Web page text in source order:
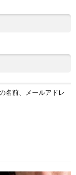
名前、メールアドレ